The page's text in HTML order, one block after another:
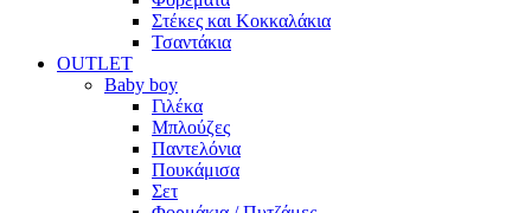
Στέκες και Κοκκαλάκια
Τσαντάκια
OUTLET
Baby boy
Γιλέκα
Μπλούζες
Παντελόνια
Πουκάμισα
Σετ